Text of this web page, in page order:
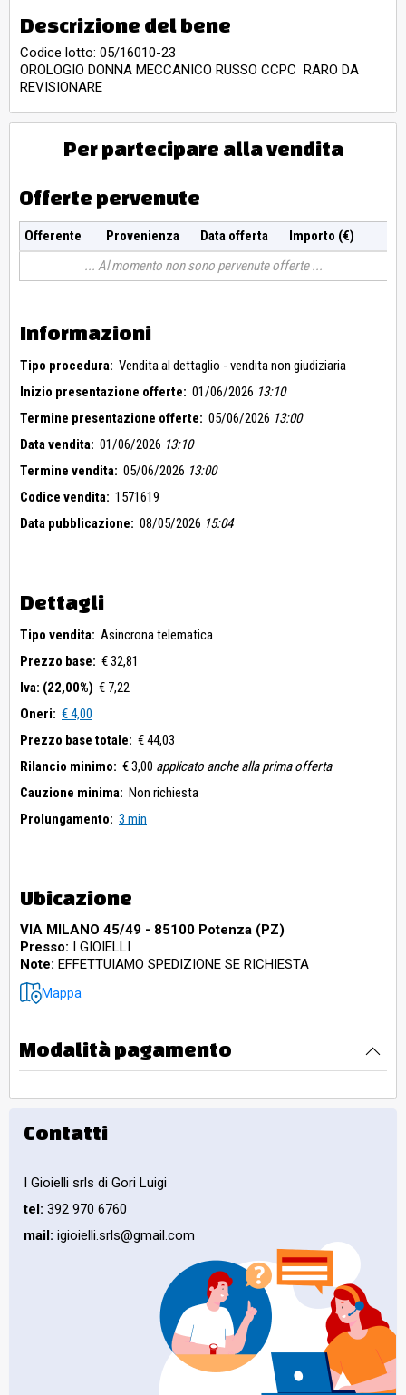
Descrizione del bene
Codice lotto: 05/16010-23
OROLOGIO DONNA MECCANICO RUSSO CCPC RARO DA
REVISIONARE
Per partecipare alla vendita
Offerte pervenute
Offerente Provenienza Data offerta
Importo (€)
Al momento non sono pervenute offerte
Informazioni
Tipo procedura: Vendita al dettaglio - vendita non giudiziaria
Inizio presentazione offerte: 01/06/2026 13:10
Termine presentazione offerte: 05/06/2026 13:00
Data vendita: 01/06/2026 13:10
Termine vendita: 05/06/2026 13:00
Codice vendita: 1571619
Data pubblicazione: 08/05/2026 15:04
Dettagli
Tipo vendita: Asincrona telematica
Prezzo base: € 32,81
Iva: (22,00%) € 7,22
Oneri: € 4,00
Prezzo base totale: € 44,03
Rilancio minimo: € 3,00 applicato anche alla prima offerta
Cauzione minima: Non richiesta
Prolungamento: 3 min
Ubicazione
VIA MILANO 45/49 - 85100 Potenza (PZ)
Presso: I GIOIELLI
Note: EFFETTUIAMO SPEDIZIONE SE RICHIESTA
Mappa
Modalità pagamento
Contatti
I Gioielli srls di Gori Luigi
tel: 392 970 6760
mail: igioielli.srls@gmail.com